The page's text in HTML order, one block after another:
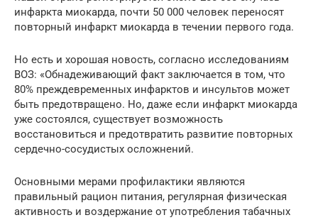
инфаркта миокарда, почти 50 000 человек переносят
повторный инфаркт миокарда в течении первого года.
Но есть и хорошая новость, согласно исследованиям
ВОЗ: «Обнадеживающий факт заключается в том, что
80% преждевременных инфарктов и инсультов может
быть предотвращено. Но, даже если инфаркт миокарда
уже состоялся, существует возможность
восстановиться и предотвратить развитие повторных
сердечно-сосудистых осложнений.
Основными мерами профилактики являются
правильный рацион питания, регулярная физическая
активность и воздержание от употребления табачных